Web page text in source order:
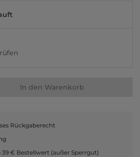
In den Warenkorb
Rückgaberecht
39 € Bestellwert (außer Sperrgut)